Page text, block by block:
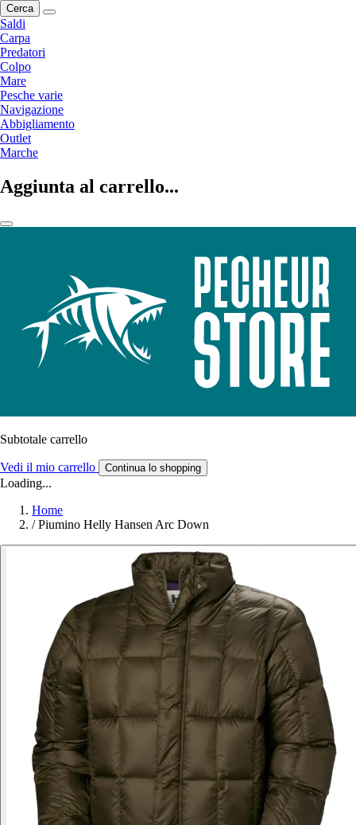
Cerca
Saldi
Carpa
Predatori
Colpo
Mare
Pesche varie
Navigazione
Abbigliamento
Outlet
Marche
Aggiunta al carrello...
Subtotale carrello
Vedi il mio carrello Continua lo shopping
Loading...
Home
/ Piumino Helly Hansen Arc Down